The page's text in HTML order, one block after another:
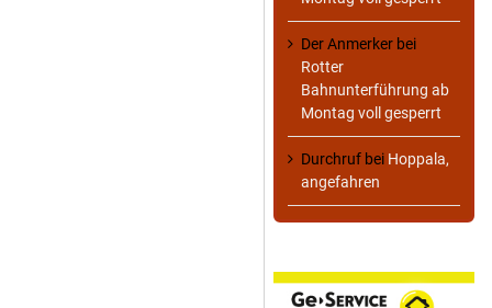
Der Anmerker bei
Rotter
Bahnunterführung ab
Montag voll gesperrt
Durchruf bei Hoppala,
angefahren